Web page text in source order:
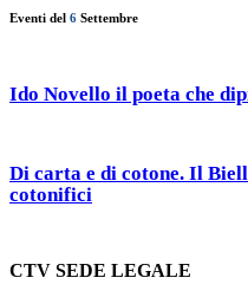
Eventi del 6 Settembre
Ido Novello il poeta che
Di carta e di cotone. Il
cotonifici
CTV SEDE LEGALE